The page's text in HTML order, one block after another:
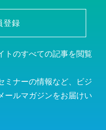
登録
トのすべての記事を閲覧
ミナーの情報など、ビジ
ールマガジンをお届けい